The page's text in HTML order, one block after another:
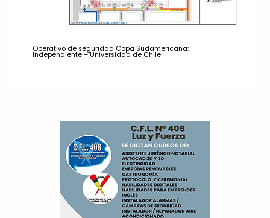
Operativo de seguridad Copa Sudamericana:
Independiente – Universidad de Chile